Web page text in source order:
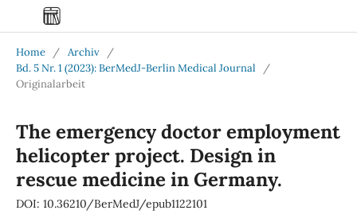
Home / Archiv
/
Bd. 5 Nr. 1 (2023): BerMedJ-Berlin Medical Journal
/
Originalarbeit
The emergency doctor employment
helicopter project. Design in
rescue medicine in Germany.
DOI: 10.36210/BerMedJ/epub1122101